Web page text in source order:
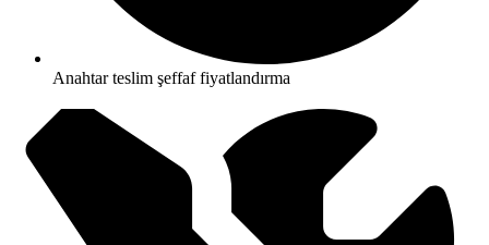
Anahtar teslim şeffaf fiyatlandırma